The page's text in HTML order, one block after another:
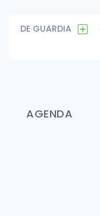
DE GUARDIA
AGENDA